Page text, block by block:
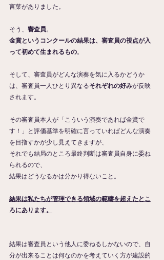
言葉がありました。
そう、 審査員。
金賞というコンクールの結果は、審査員の視点が入
って初めて生まれるもの。
そして、審査員がどんな演奏を気に入るかどうか
は、審査員一人ひとり異なるそれぞれの好みが反映
されます。
その審査員本人が「こういう演奏であれば金賞で
す！」と評価基準を明確に言っていればどんな演奏
を目指すかが少し見えてきますが、
それでも結局のところ最終判断は審査員自身に委ね
られるので、
結果はどうなるかは分かり得ないこと。
結果は私たちが管理できる領域の範疇を超えたとこ
ろにあります。
結果は審査員という他人に委ねるしかないので、自
分が出来ることは何なのかを考えていく方が建設的